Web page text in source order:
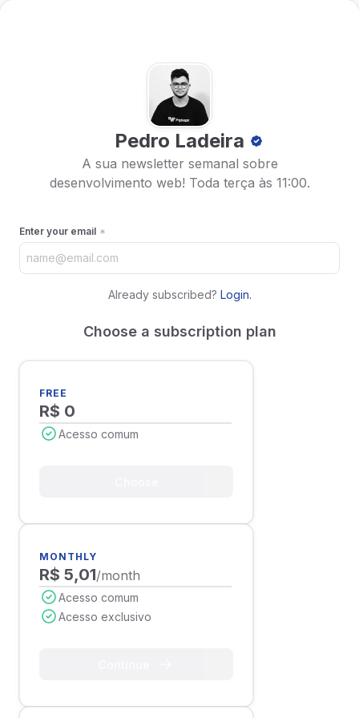
Pedro Ladeira
A sua newsletter semanal sobre
desenvolvimento web! Toda terça às 11:00.
Enter your email
Already subscribed? Login.
Choose a subscription plan
FREE
R$ 0
Acesso comum
MONTHLY
R$ 5,01/month
Acesso comum
Acesso exclusivo